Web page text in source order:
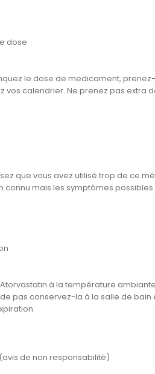
dose
le dose de medicament,
vos calendrier. Ne prenez pas extra
que vous avez utilisé trop de ce
connu mais les symptômes
à la température
pas conservez-la à la salle de bain
de non responsabilité)